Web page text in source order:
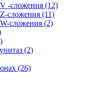
-сложения (12)
сложения (11)
сложения (2)
(2)
(26)